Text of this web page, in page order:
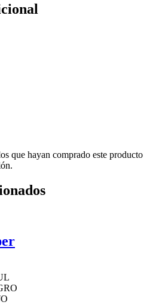
que hayan comprado este producto